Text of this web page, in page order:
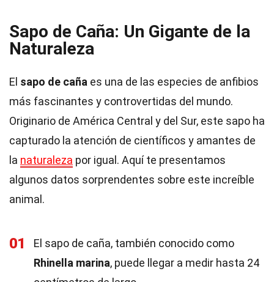
Sapo de Caña: Un Gigante de la
Naturaleza
El sapo de caña es una de las especies de anfibios
más fascinantes y controvertidas del mundo.
Originario de América Central y del Sur, este sapo ha
capturado la atención de científicos y amantes de
la naturaleza por igual. Aquí te presentamos
algunos datos sorprendentes sobre este increíble
animal.
01
El sapo de caña, también conocido como
Rhinella marina, puede llegar a medir hasta 24